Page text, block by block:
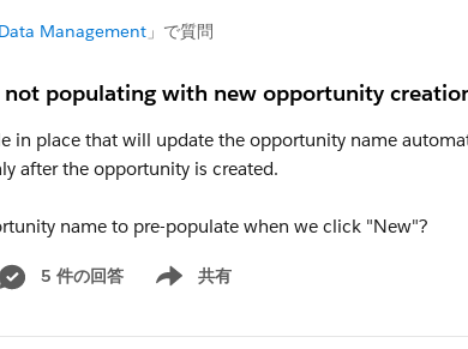
Management 」で質問
populating with new opportunity
in place that will update the opportunity name
after the opportunity is created.
name to pre-populate when we click "New"?
5 件の回答 共有
Show menu